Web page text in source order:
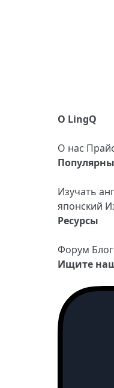
О LingQ
О нас
Изучать
японский
Ресурсы
Форум Блог
Ищите